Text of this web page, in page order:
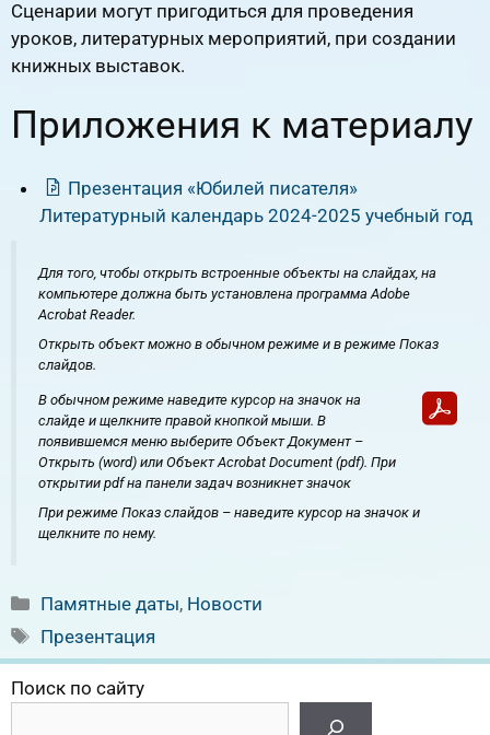
Сценарии могут пригодиться для проведения
уроков, литературных мероприятий, при создании
книжных выставок.
Приложения к материалу
Презентация «Юбилей писателя»
Литературный календарь 2024-2025 учебный год
Для того, чтобы открыть встроенные объекты на слайдах, на
компьютере должна быть установлена программа Adobe
Acrobat Reader.
Открыть объект можно в обычном режиме и в режиме Показ
слайдов.
В обычном режиме наведите курсор на значок на
слайде и щелкните правой кнопкой мыши. В
появившемся меню выберите Объект Документ –
Открыть (word) или Объект Acrobat Document (pdf). При
открытии pdf на панели задач возникнет значок
При режиме Показ слайдов – наведите курсор на значок и
щелкните по нему.
Рубрики
Памятные даты, Новости
Метки
Презентация
Поиск по сайту